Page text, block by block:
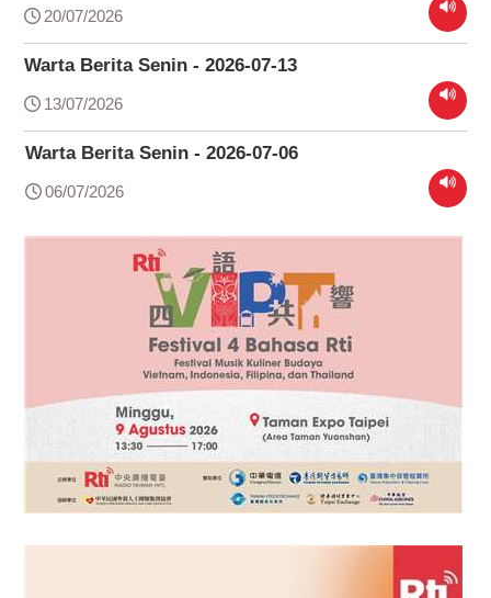
20/07/2026
Warta Berita Senin - 2026-07-13
13/07/2026
Warta Berita Senin - 2026-07-06
06/07/2026